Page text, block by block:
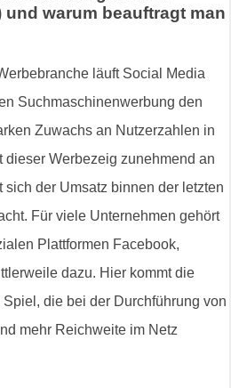
warum beauftragt man
läuft Social Media
Suchmaschinenwerbung den
Zuwachs an Nutzerzahlen in
Werbezeig zunehmend an
der Umsatz binnen der letzten
Für viele Unternehmen gehört
Plattformen Facebook,
dazu. Hier kommt die
die bei der Durchführung von
mehr Reichweite im Netz